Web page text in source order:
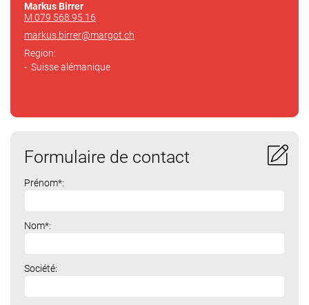
Formulaire de contact
Prénom*:
Nom*:
Société:
Markus Birrer
M 079 568 95 16
markus.birrer@margot .ch
Region:
Suisse alémanique